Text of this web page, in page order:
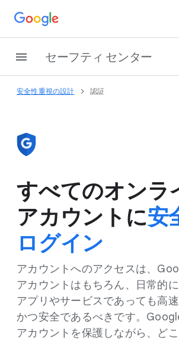
セーフティ センター
安全性重視の​設計 認証
すべての​オンラ
アカウントに安
ログイン
アカウントへの​アクセスは、​
アカウントは​もちろん、​日常的
アプリや​サービスであっても​高速
かつ安全であるべきです。​
アカウントを​保護しながら、​ど